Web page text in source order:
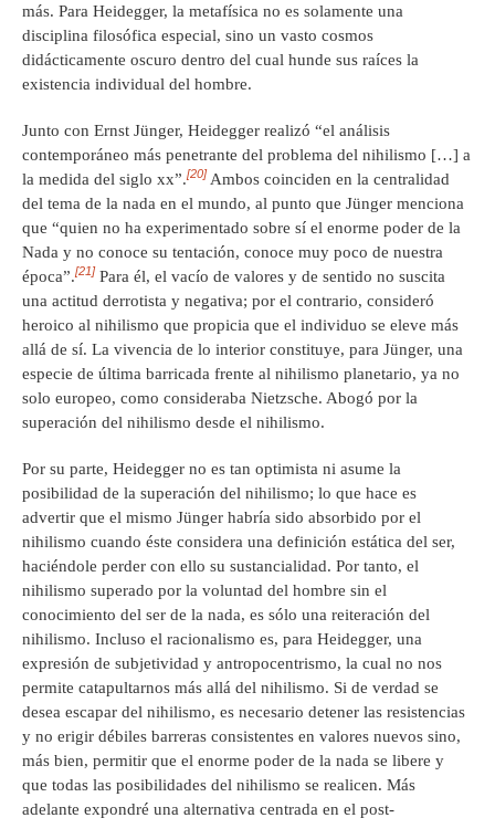
más. Para Heidegger, la metafísica no es solamente una
disciplina filosófica especial, sino un vasto cosmos
didácticamente oscuro dentro del cual hunde sus raíces la
existencia individual del hombre.
Junto con Ernst Jünger, Heidegger realizó “el análisis
contemporáneo más penetrante del problema del nihilismo […] a
la medida del siglo xx”.[20] Ambos coinciden en la centralidad
del tema de la nada en el mundo, al punto que Jünger menciona
que “quien no ha experimentado sobre sí el enorme poder de la
Nada y no conoce su tentación, conoce muy poco de nuestra
época”.[21] Para él, el vacío de valores y de sentido no suscita
una actitud derrotista y negativa; por el contrario, consideró
heroico al nihilismo que propicia que el individuo se eleve más
allá de sí. La vivencia de lo interior constituye, para Jünger, una
especie de última barricada frente al nihilismo planetario, ya no
solo europeo, como consideraba Nietzsche. Abogó por la
superación del nihilismo desde el nihilismo.
Por su parte, Heidegger no es tan optimista ni asume la
posibilidad de la superación del nihilismo; lo que hace es
advertir que el mismo Jünger habría sido absorbido por el
nihilismo cuando éste considera una definición estática del ser,
haciéndole perder con ello su sustancialidad. Por tanto, el
nihilismo superado por la voluntad del hombre sin el
conocimiento del ser de la nada, es sólo una reiteración del
nihilismo. Incluso el racionalismo es, para Heidegger, una
expresión de subjetividad y antropocentrismo, la cual no nos
permite catapultarnos más allá del nihilismo. Si de verdad se
desea escapar del nihilismo, es necesario detener las resistencias
y no erigir débiles barreras consistentes en valores nuevos sino,
más bien, permitir que el enorme poder de la nada se libere y
que todas las posibilidades del nihilismo se realicen. Más
adelante expondré una alternativa centrada en el post-